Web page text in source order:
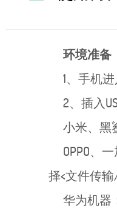
环境准备
1、手机进
2、插入
小米、黑
OPPO、
择<文件传输/
华为机器